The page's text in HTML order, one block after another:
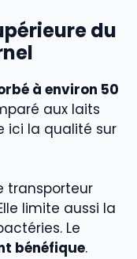
du
à environ 50
aux laits
ici la qualité sur
transporteur
limite aussi la
Le
bénéfique.